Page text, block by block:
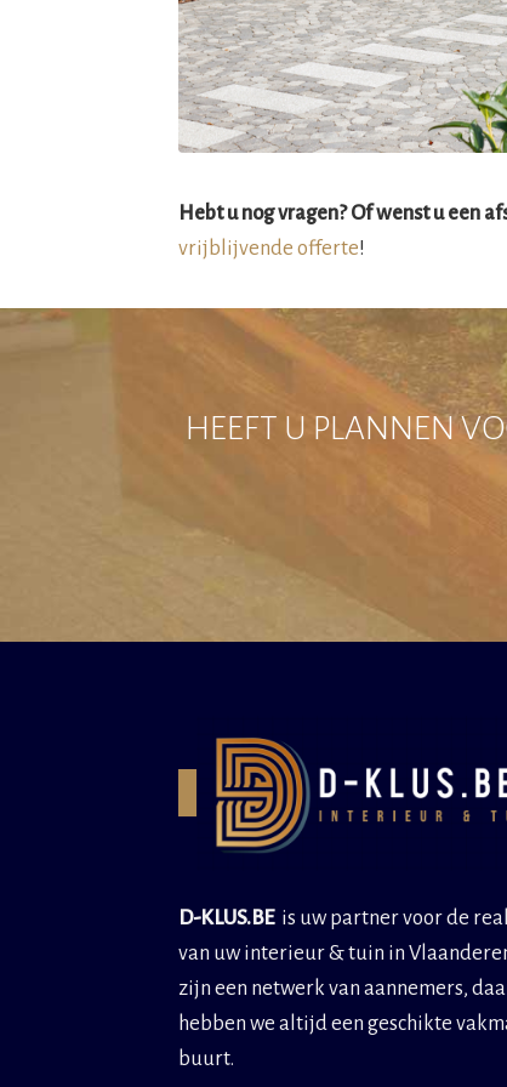
Hebt u nog vragen? Of wenst u een
vrijblijvende offerte!
HEEFT U PLANNEN
D-KLUS.BEis uw partner voor de
van uw interieur & tuin in
zijn een netwerk van aannemers,
hebben we altijd een geschikte
buurt.